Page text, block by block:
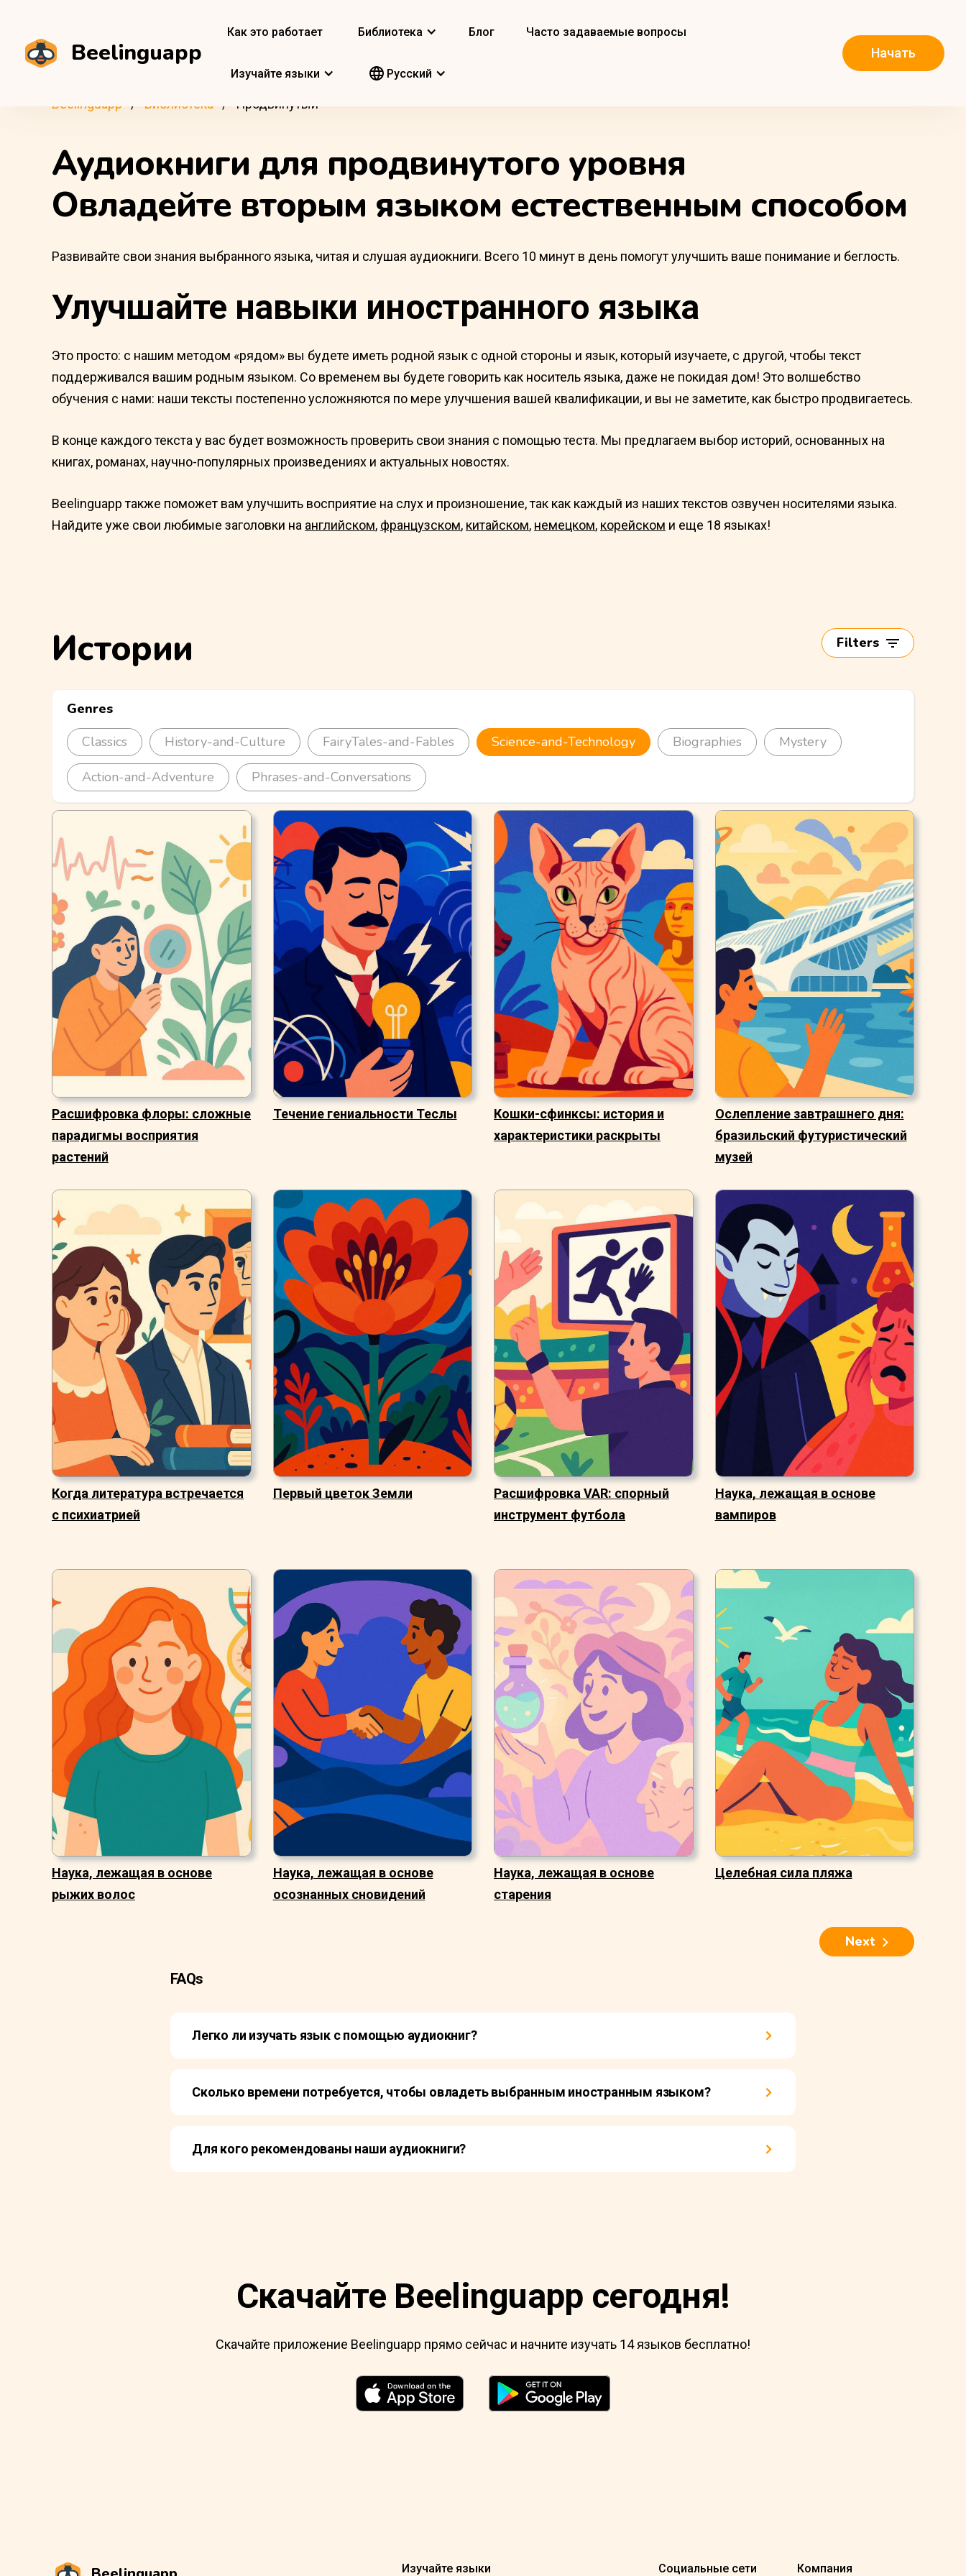
Beelinguapp
Как это работает Библиотека Блог Часто задаваемые вопросы
Изучайте языки Pусский
Начать
Beelinguapp Библиотека Продвинутый
Аудиокниги для продвинутого уровня
Овладейте вторым языком естественным способом
Развивайте свои знания выбранного языка, читая и слушая аудиокниги. Всего 10 минут в день помогут улучшить ваше понимание и беглость.
Улучшайте навыки иностранного языка
Это просто: с нашим методом «рядом» вы будете иметь родной язык с одной стороны и язык, который изучаете, с другой, чтобы текст
поддерживался вашим родным языком. Со временем вы будете говорить как носитель языка, даже не покидая дом! Это волшебство
обучения с нами: наши тексты постепенно усложняются по мере улучшения вашей квалификации, и вы не заметите, как быстро продвигаетесь.
В конце каждого текста у вас будет возможность проверить свои знания с помощью теста. Мы предлагаем выбор историй, основанных на
книгах, романах, научно-популярных произведениях и актуальных новостях.
Beelinguapp также поможет вам улучшить восприятие на слух и произношение, так как каждый из наших текстов озвучен носителями языка.
Найдите уже свои любимые заголовки на английском, французском, китайском, немецком, корейском и еще 18 языках!
Истории Filters
Genres
Classics
History-and-Culture FairyTales-and-Fables Science-and-Technology Biographies Mystery
Action-and-Adventure Phrases-and-Conversations
Расшифровка флоры: сложные
парадигмы восприятия
растений
Течение гениальности Теслы
Кошки-сфинксы: история и
характеристики раскрыты
Ослепление завтрашнего дня:
бразильский футуристический
музей
Когда литература встречается
с психиатрией
Первый цветок Земли
Расшифровка VAR: спорный
инструмент футбола
Наука, лежащая в основе
вампиров
Наука, лежащая в основе
рыжих волос
Наука, лежащая в основе
осознанных сновидений
Наука, лежащая в основе
старения
Целебная сила пляжа
Next
FAQs
Легко ли изучать язык с помощью аудиокниг?
Сколько времени потребуется, чтобы овладеть выбранным иностранным языком?
Для кого рекомендованы наши аудиокниги?
Скачайте Beelinguapp сегодня!
Скачайте приложение Beelinguapp прямо сейчас и начните изучать 14 языков бесплатно!
Изучайте языки Социальные сети Компания